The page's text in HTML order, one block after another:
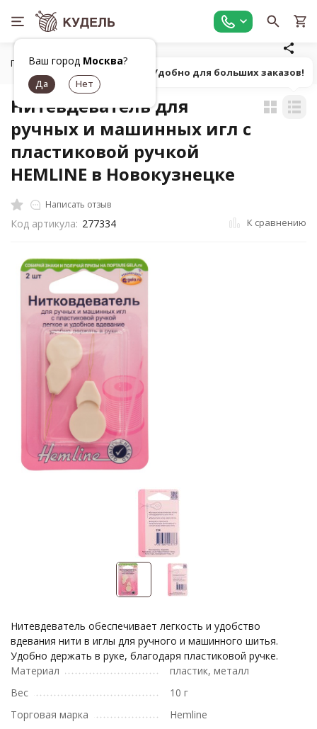
Ваш город Москва?
Главная Шитье Инструменты для шитья
Нитевдеватель для
ручных и машинных игл с
пластиковой ручкой
HEMLINE в Новокузнецке
Написать отзыв
Код артикула: 277334 К сравнению
Нитевдеватель обеспечивает легкость и удобство
вдевания нити в иглы для ручного и машинного шитья.
Удобно держать в руке, благодаря пластиковой ручке.
Материал
пластик, металл
Вес
10 г
Торговая марка
Hemline
Попробуй! Удобно для больших заказов!